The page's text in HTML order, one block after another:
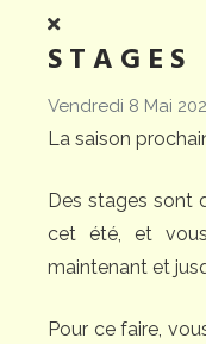
Vendredi 8 Mai
La saison
Des stages sont
cet été, et
maintenant et
Pour ce faire,